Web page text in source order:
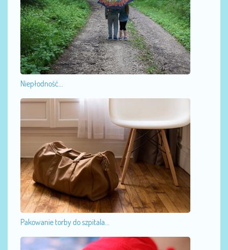
Niepłodność...
Pakowanie torby do szpitala...